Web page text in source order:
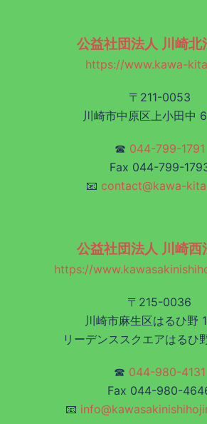
公益社団法人 川崎北
https://www.kawa-
〒211-0053
川崎市中原区上小田中
☎ 044-799-1791
Fax 044-799-
📧 contact@kawa-
公益社団法人 川崎西
https://
〒215-0036
川崎市麻生区はるひ野
リーデンススクエアはるひ
☎ 044-980-4131
Fax 044-980-
📧